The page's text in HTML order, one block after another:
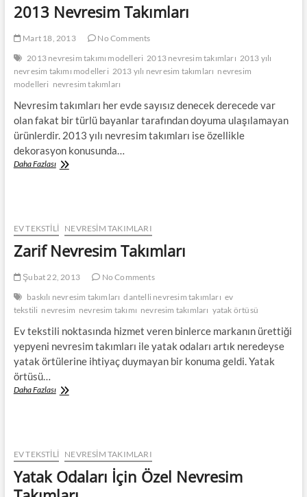
2013 Nevresim Takımları
Mart 18, 2013
No Comments
2013 nevresim takımı modelleri 2013 nevresim takımları 2013 yılı
nevresim takımı modelleri 2013 yılı nevresim takımları nevresim
modelleri nevresim takımları
Nevresim takımları her evde sayısız denecek derecede var
olan fakat bir türlü bayanlar tarafından doyuma ulaşılamayan
ürünlerdir. 2013 yılı nevresim takımları ise özellikle
dekorasyon konusunda…
Daha Fazlası2013
EV TEKSTİLİ NEVRESIM TAKIMLARI
Zarif Nevresim Takımları
Şubat 22, 2013
No Comments
baskılı nevresim takımları dantelli nevresim takımları ev
tekstili nevresim nevresim takımı nevresim takımları yatak örtüsü
Ev tekstili noktasında hizmet veren binlerce markanın ürettiği
yepyeni nevresim takımları ile yatak odaları artık neredeyse
yatak örtülerine ihtiyaç duymayan bir konuma geldi. Yatak
örtüsü…
Daha FazlasıZarif
EV TEKSTİLİ NEVRESIM TAKIMLARI
Yatak Odaları İçin Özel Nevresim